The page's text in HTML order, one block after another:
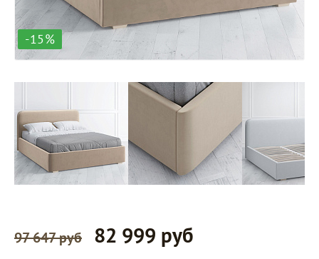
-15%
97 647 руб 82 999 руб